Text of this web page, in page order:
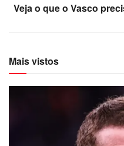
Veja o que o Vasco
Mais vistos